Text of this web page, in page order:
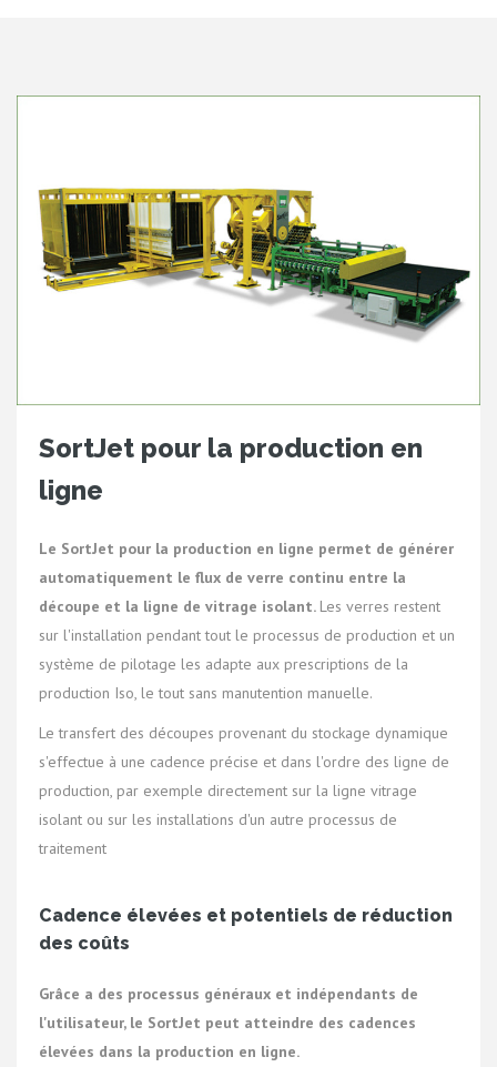
SortJet pour la production en
ligne
Le SortJet pour la production en ligne permet de générer
automatiquement le flux de verre continu entre la
découpe et la ligne de vitrage isolant. Les verres restent
sur l'installation pendant tout le processus de production et un
système de pilotage les adapte aux prescriptions de la
production Iso, le tout sans manutention manuelle.
Le transfert des découpes provenant du stockage dynamique
s'effectue à une cadence précise et dans l'ordre des ligne de
production, par exemple directement sur la ligne vitrage
isolant ou sur les installations d'un autre processus de
traitement
Cadence élevées et potentiels de réduction
des coûts
Grâce a des processus généraux et indépendants de
l'utilisateur, le SortJet peut atteindre des cadences
élevées dans la production en ligne.